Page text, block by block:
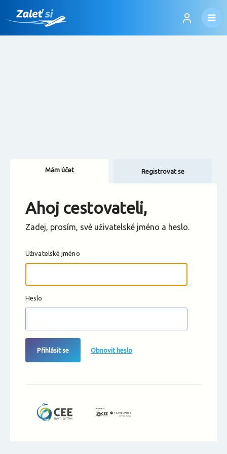
Změnit měnu
Mám účet Registrovat se
Ahoj cestovateli,
Zadej, prosím, své uživatelské jméno a heslo.
Uživatelské jméno
Heslo
Přihlásit se Obnovit heslo